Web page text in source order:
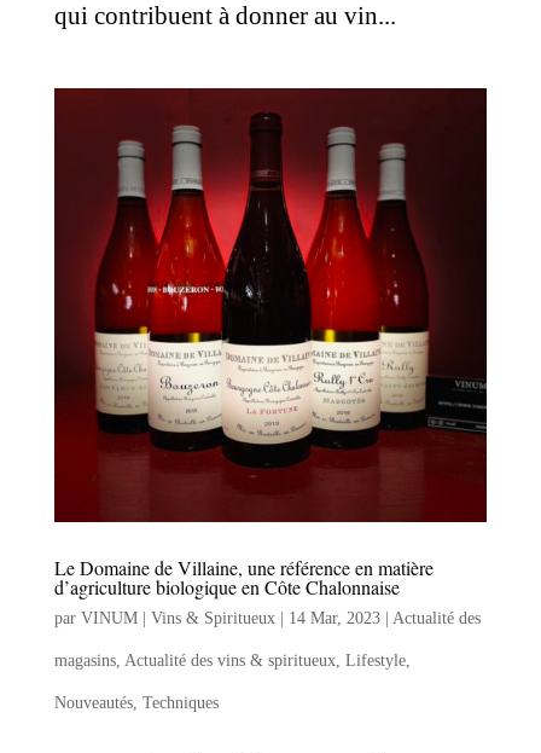
qui contribuent à donner au vin...
Le Domaine de Villaine, une référence en matière
d’agriculture biologique en Côte Chalonnaise
par VINUM | Vins & Spiritueux| 14 Mar, 2023| Actualité des
magasins, Actualité des vins & spiritueux, Lifestyle,
Nouveautés, Techniques